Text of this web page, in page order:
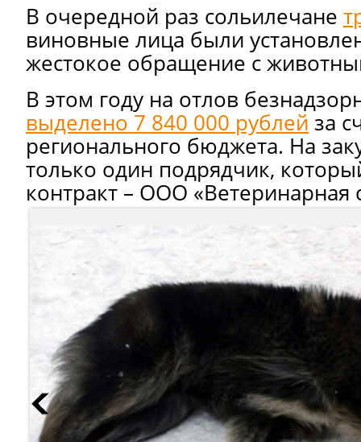
В очередной раз сольилечане
виновные лица были
жестокое обращение с
В этом году на отлов
выделено 7 840 000 рублей за
регионального бюджета. На
только один подрядчик,
контракт – ООО «Ветеринарная